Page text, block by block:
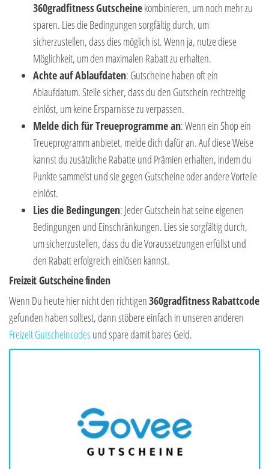
360gradfitnessGutscheinekombinieren, um noch mehr zu
sparen. Lies die Bedingungen sorgfältig durch, um
sicherzustellen, dass dies möglich ist. Wenn ja, nutze diese
Möglichkeit, um den maximalen Rabatt zu erhalten.
Achte auf Ablaufdaten: Gutscheine haben oft ein
Ablaufdatum. Stelle sicher, dass du den Gutschein rechtzeitig
einlöst, um keine Ersparnisse zu verpassen.
Melde dich für Treueprogramme an: Wenn ein Shop ein
Treueprogramm anbietet, melde dich dafür an. Auf diese Weise
kannst du zusätzliche Rabatte und Prämien erhalten, indem du
Punkte sammelst und sie gegen Gutscheine oder andere Vorteile
einlöst.
Lies die Bedingungen: Jeder Gutschein hat seine eigenen
Bedingungen und Einschränkungen. Lies sie sorgfältig durch,
um sicherzustellen, dass du die Voraussetzungen erfüllst und
den Rabatt erfolgreich einlösen kannst.
Freizeit Gutscheine finden
Wenn Du heute hier nicht den richtigen360gradfitnessRabattcode
gefunden haben solltest, dann stöbere einfach in unseren anderen
Freizeit Gutscheincodes und spare damit bares Geld.